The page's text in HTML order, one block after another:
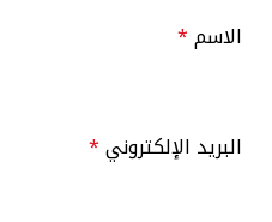
الاسم*
البريد الإلكتروني*